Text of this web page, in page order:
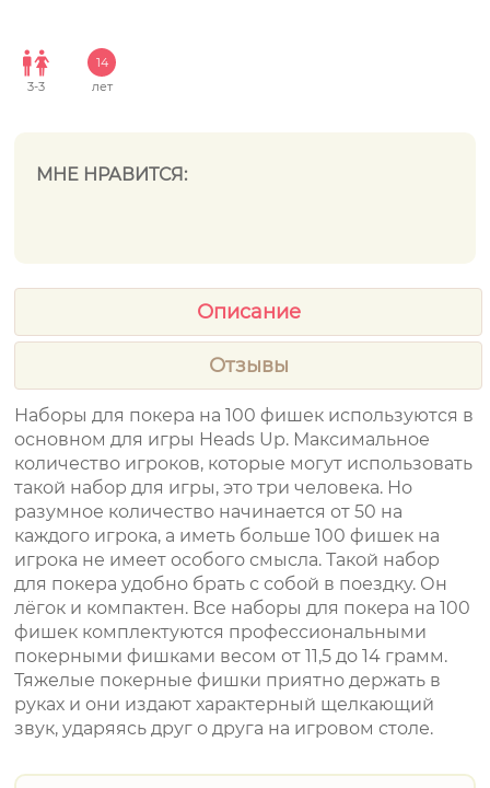
3-3
14
лет
МНЕ НРАВИТСЯ:
Описание
Отзывы
Наборы для покера на 100 фишек используются в
основном для игры Heads Up. Максимальное
количество игроков, которые могут использовать
такой набор для игры, это три человека. Но
разумное количество начинается от 50 на
каждого игрока, а иметь больше 100 фишек на
игрока не имеет особого смысла. Такой набор
для покера удобно брать с собой в поездку. Он
лёгок и компактен. Все наборы для покера на 100
фишек комплектуются профессиональными
покерными фишками весом от 11,5 до 14 грамм.
Тяжелые покерные фишки приятно держать в
руках и они издают характерный щелкающий
звук, ударяясь друг о друга на игровом столе.